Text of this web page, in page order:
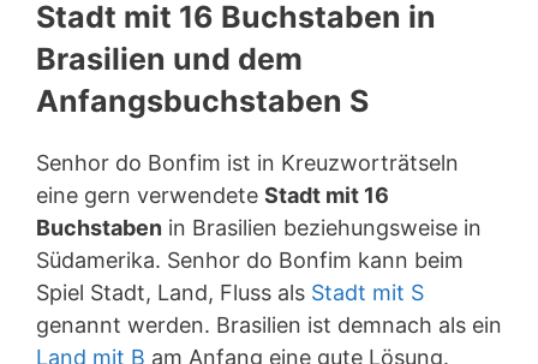
Stadt mit 16 Buchstaben in
Brasilien und dem
Anfangsbuchstaben S
Senhor do Bonfim ist in Kreuzworträtseln
eine gern verwendete Stadt mit 16
Buchstaben in Brasilien beziehungsweise in
Südamerika. Senhor do Bonfim kann beim
Spiel Stadt, Land, Fluss als Stadt mit S
genannt werden. Brasilien ist demnach als ein
Land mit B am Anfang eine gute Lösung.